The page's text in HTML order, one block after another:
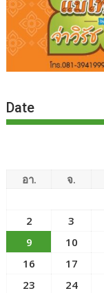
Date
อา. จ.
2
3
9
10
16
17
23
24